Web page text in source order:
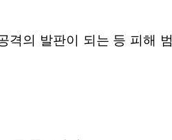
격의 발판이 되는 등 피해